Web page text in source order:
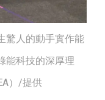
驚人的動手實作能
能科技的深厚理
）/提供